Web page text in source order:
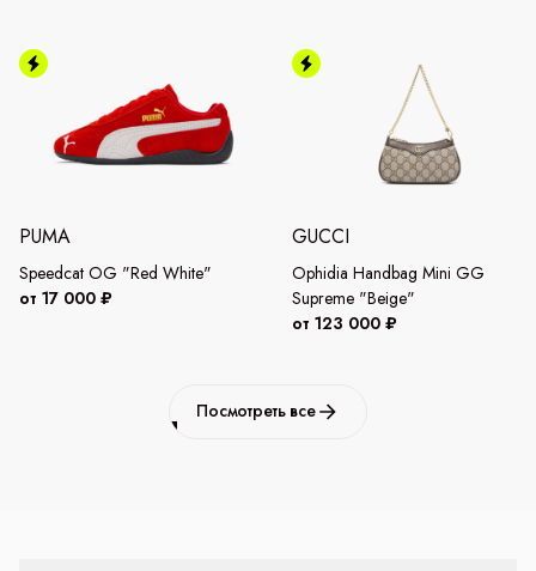
PUMA
Speedcat OG "Red White"
от 17 000 ₽
GUCCI
Ophidia Handbag Mini GG
Supreme "Beige"
от 123 000 ₽
Посмотреть все